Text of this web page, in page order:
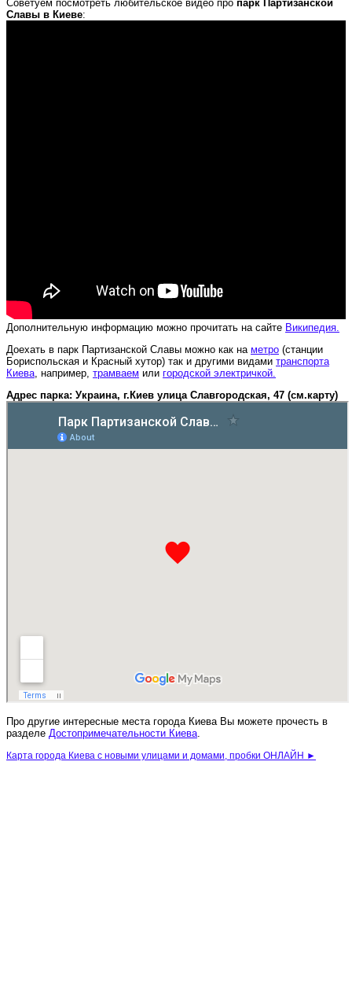
Советуем посмотреть любительское видео про парк Партизанской
Славы в Киеве:
Дополнительную информацию можно прочитать на сайте Википедия.
Доехать в парк Партизанской Славы можно как на метро (станции
Бориспольская и Красный хутор) так и другими видами транспорта
Киева , например, трамваем или городской электричкой.
Адрес парка: Украина, г.Киев улица Славгородская, 47 (см.карту)
Про другие интересные места города Киева Вы можете прочесть в
разделе Достопримечательности Киева
Карта города Киева с новыми улицами и домами, пробки ОНЛАЙН ►